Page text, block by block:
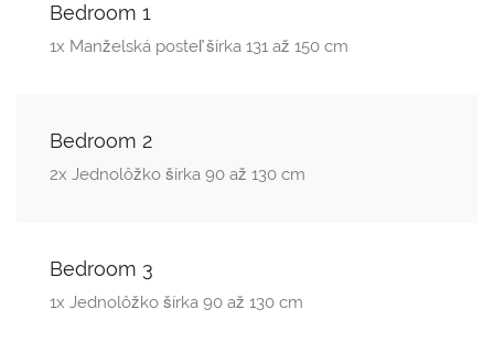
Bedroom 1
1x Manželská posteľ šírka 131 až 150 cm
Bedroom 2
2x Jednolôžko šírka 90 až 130 cm
Bedroom 3
1x Jednolôžko šírka 90 až 130 cm